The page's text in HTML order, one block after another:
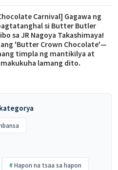
Carnival] Gagawa ng
si Butter Butler
sa JR Nagoya Takashimaya!
'Butter Crown Chocolate'—
timpla ng mantikilya at
lamang dito.
Hapon na tsaa sa hapon